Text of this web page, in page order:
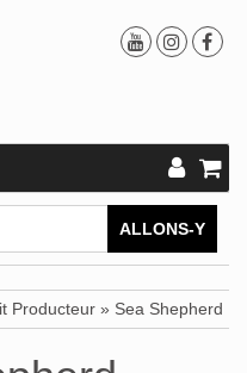
ALLONS-Y
Producteur » Sea Shepherd